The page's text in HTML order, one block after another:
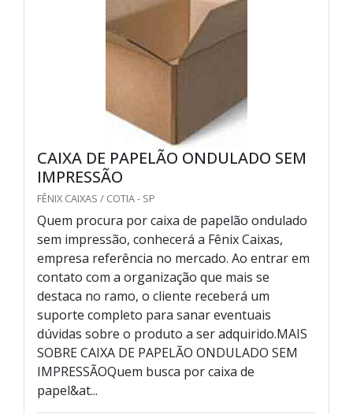
CAIXA DE PAPELÃO ONDULADO SEM
IMPRESSÃO
FÊNIX CAIXAS / COTIA - SP
Quem procura por caixa de papelão ondulado
sem impressão, conhecerá a Fênix Caixas,
empresa referência no mercado. Ao entrar em
contato com a organização que mais se
destaca no ramo, o cliente receberá um
suporte completo para sanar eventuais
dúvidas sobre o produto a ser adquirido.MAIS
SOBRE CAIXA DE PAPELÃO ONDULADO SEM
IMPRESSÃOQuem busca por caixa de
papel&at...